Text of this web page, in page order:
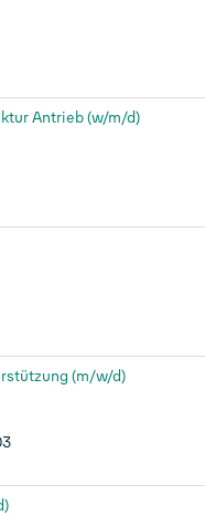
Antrieb (w/m/d)
(m/w/d)